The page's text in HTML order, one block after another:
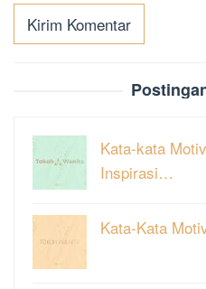
Kata-kata
Inspirasi…
Kata-Kata